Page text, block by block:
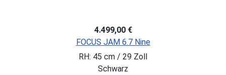
4.499,00 €
FOCUS JAM 6.7 Nine
RH: 45 cm / 29 Zoll
Schwarz